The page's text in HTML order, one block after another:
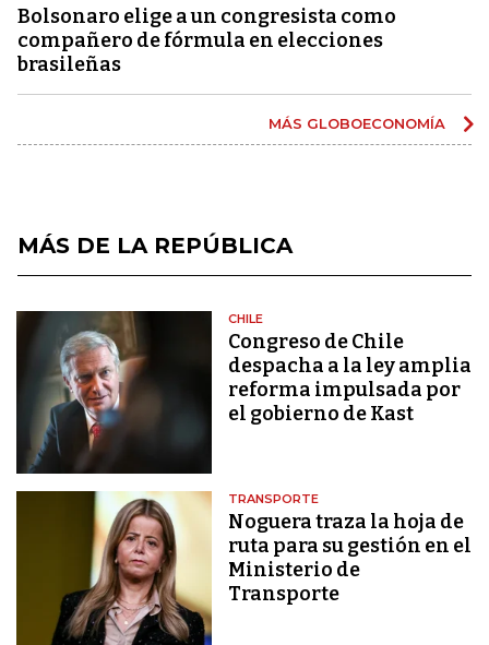
Bolsonaro elige a un congresista como
compañero de fórmula en elecciones
brasileñas
MÁS GLOBOECONOMÍA
MÁS DE LA REPÚBLICA
CHILE
Congreso de Chile
despacha a la ley amplia
reforma impulsada por
el gobierno de Kast
TRANSPORTE
Noguera traza la hoja de
ruta para su gestión en el
Ministerio de
Transporte